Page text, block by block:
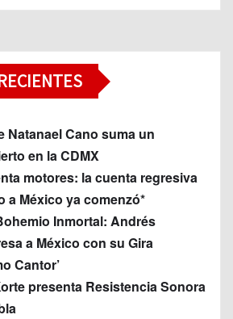
Natanael Cano suma un
en la CDMX
motores: la cuenta regresiva
a México ya comenzó*
Inmortal: Andrés
a México con su Gira
Cantor’
presenta Resistencia Sonora